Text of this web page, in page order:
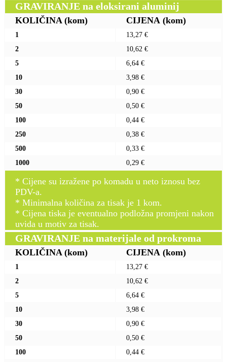
GRAVIRANJE na eloksirani aluminij
KOLIČINA (kom) CIJENA (kom)
1
13,27 €
2
10,62 €
5
6,64 €
10
3,98 €
30
0,90 €
50
0,50 €
100
0,44 €
250
0,38 €
500
0,33 €
1000
0,29 €
* Cijene su izražene po komadu u neto iznosu bez
PDV-a.
* Minimalna količina za tisak je 1 kom.
* Cijena tiska je eventualno podložna promjeni nakon
uvida u motiv za tisak.
GRAVIRANJE na materijale od prokroma
KOLIČINA (kom) CIJENA (kom)
1
13,27 €
2
10,62 €
5
6,64 €
10
3,98 €
30
0,90 €
50
0,50 €
100
0,44 €